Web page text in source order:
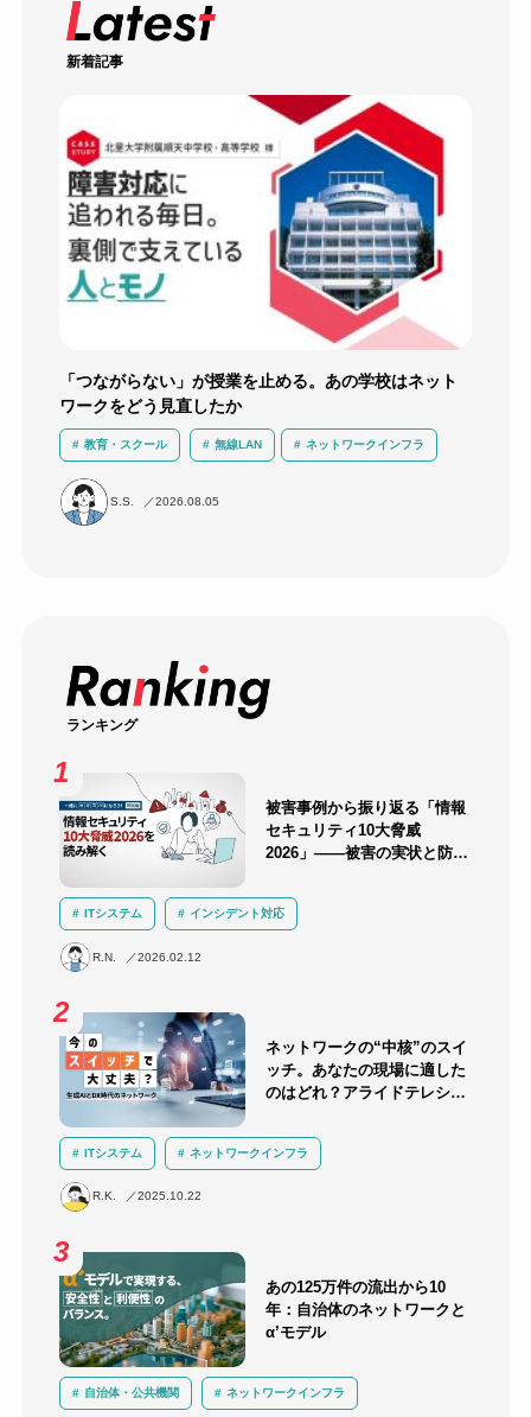
新着記事
「つながらない」が授業を止める。あの学校はネット
ワークをどう見直したか
教育・スクール 無線LAN ネットワークインフラ
ICT活用
S.S.
2026.08.05
ランキング
被害事例から振り返る「情報
セキュリティ10大脅威
2026」――被害の実状と防御
ITシステム インシデント対応
セキュリティ教育・訓練
セキュリティ
R.N. 2026.02.12
ネットワークの“中核”のスイ
ッチ。あなたの現場に適した
のはどれ？アライドテレシス
説！
ITシステム ネットワークインフラ
ネットワーク機器選定
R.K. 2025.10.22
あの125万件の流出から10
年：自治体のネットワークと
α’モデル
自治体・公共機関 ネットワークインフラ